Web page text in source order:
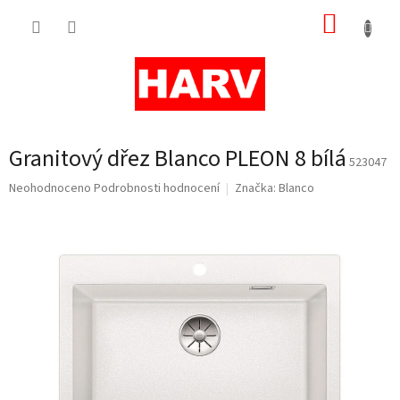
Granitový dřez Blanco PLEON 8 bílá 523047
Průměrné
Neohodnoceno Podrobnosti hodnocení Značka: Blanco